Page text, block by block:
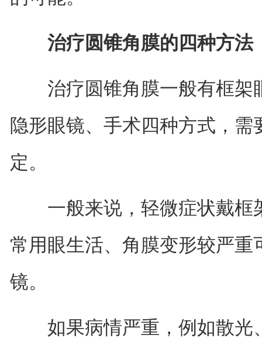
治疗圆锥角膜的四种方法
治疗圆锥角膜一般有框架
隐形眼镜、手术四种方式，
定。
一般来说，轻微症状戴框
常用眼生活、角膜变形较严
镜。
如果病情严重，例如散光